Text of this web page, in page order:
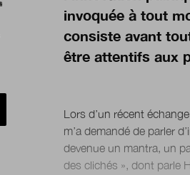
invoquée à tout
consiste avant
être attentifs aux
Lors d’un récent
m’a demandé de parler
devenue un mantra, un
des clichés », dont parle